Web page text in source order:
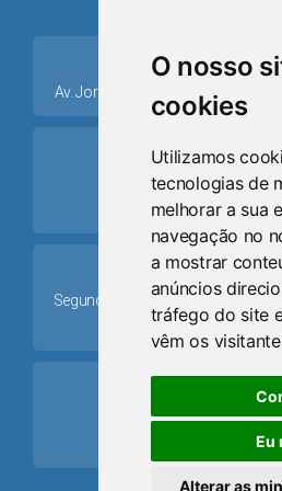
O nosso
cookies
Utilizamos
tecnologias de
melhorar a sua
navegação no
a mostrar
anúncios
tráfego do site
vêm os
Eu
Alterar as
place
Av. Jorge Dariva, 1211, Centro
ring_volume
Telefone
(51) 9 8024-
Schedule
Segunda-feira a Sexta-feira: 08h
17h30min
mail
Email